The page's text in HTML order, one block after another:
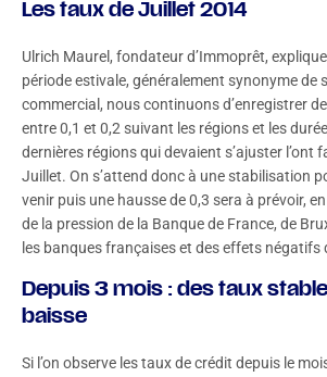
Les taux de Juillet 2014
Ulrich Maurel, fondateur d’Immoprêt,
période estivale, généralement synonyme de
commercial, nous continuons d’enregistrer
entre 0,1 et 0,2 suivant les régions et les
dernières régions qui devaient s’ajuster l’ont
Juillet. On s’attend donc à une stabilisation
venir puis une hausse de 0,3 sera à prévoir,
de la pression de la Banque de France, de
les banques françaises et des effets négatifs
Depuis 3 mois : des taux
baisse
Si l’on observe les taux de crédit depuis le